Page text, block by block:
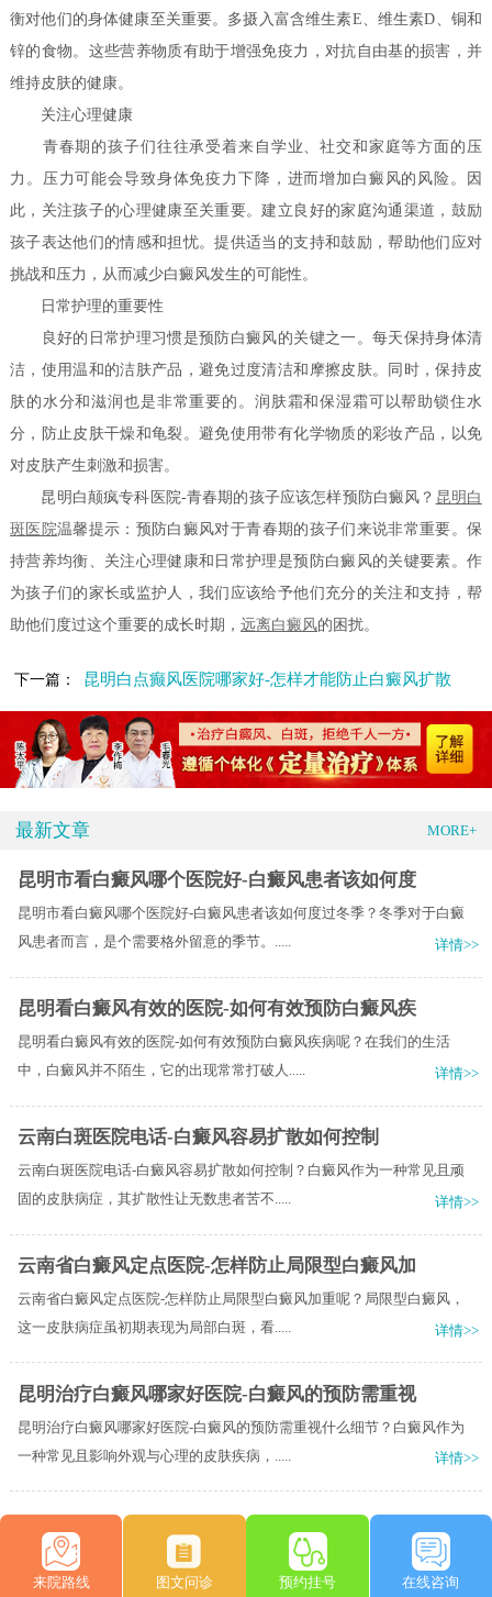
衡对他们的身体健康至关重要。多摄入富含维生素E、维生素D、铜和
锌的食物。这些营养物质有助于增强免疫力，对抗自由基的损害，并
维持皮肤的健康。
关注心理健康
青春期的孩子们往往承受着来自学业、社交和家庭等方面的压
力。压力可能会导致身体免疫力下降，进而增加白癜风的风险。因
此，关注孩子的心理健康至关重要。建立良好的家庭沟通渠道，鼓励
孩子表达他们的情感和担忧。提供适当的支持和鼓励，帮助他们应对
挑战和压力，从而减少白癜风发生的可能性。
日常护理的重要性
良好的日常护理习惯是预防白癜风的关键之一。每天保持身体清
洁，使用温和的洁肤产品，避免过度清洁和摩擦皮肤。同时，保持皮
肤的水分和滋润也是非常重要的。润肤霜和保湿霜可以帮助锁住水
分，防止皮肤干燥和龟裂。避免使用带有化学物质的彩妆产品，以免
对皮肤产生刺激和损害。
昆明白颠疯专科医院-青春期的孩子应该怎样预防白癜风？ 昆明白
斑医院温馨提示：预防白癜风对于青春期的孩子们来说非常重要。保
持营养均衡、关注心理健康和日常护理是预防白癜风的关键要素。作
为孩子们的家长或监护人，我们应该给予他们充分的关注和支持，帮
助他们度过这个重要的成长时期，远离白癜风的困扰。
下一篇： 昆明白点癫风医院哪家好-怎样才能防止白癜风扩散
最新文章 MORE+
昆明市看白癜风哪个医院好-白癜风患者该如何度
昆明市看白癜风哪个医院好-白癜风患者该如何度过冬季？冬季对于白癜
风患者而言，是个需要格外留意的季节。.....
详情>>
昆明看白癜风有效的医院-如何有效预防白癜风疾
昆明看白癜风有效的医院-如何有效预防白癜风疾病呢？在我们的生活
中，白癜风并不陌生，它的出现常常打破人.....
详情>>
云南白斑医院电话-白癜风容易扩散如何控制
云南白斑医院电话-白癜风容易扩散如何控制？白癜风作为一种常见且顽
固的皮肤病症，其扩散性让无数患者苦不.....
详情>>
云南省白癜风定点医院-怎样防止局限型白癜风加
云南省白癜风定点医院-怎样防止局限型白癜风加重呢？局限型白癜风，
这一皮肤病症虽初期表现为局部白斑，看.....
详情>>
昆明治疗白癜风哪家好医院-白癜风的预防需重视
昆明治疗白癜风哪家好医院-白癜风的预防需重视什么细节？白癜风作为
一种常见且影响外观与心理的皮肤疾病，.....
详情>>
来院路线 图文问诊 预约挂号 在线咨询